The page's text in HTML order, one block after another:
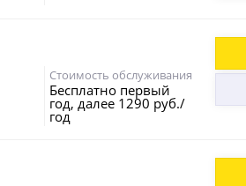
Стоимость обслуживания
Бесплатно первый
год, далее 1290 руб./
год